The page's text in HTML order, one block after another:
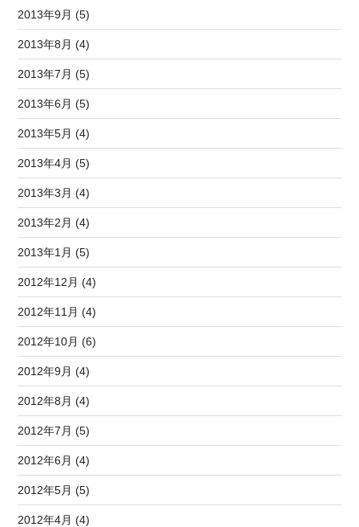
2013年9月 (5)
2013年8月 (4)
2013年7月 (5)
2013年6月 (5)
2013年5月 (4)
2013年4月 (5)
2013年3月 (4)
2013年2月 (4)
2013年1月 (5)
2012年12月 (4)
2012年11月 (4)
2012年10月 (6)
2012年9月 (4)
2012年8月 (4)
2012年7月 (5)
2012年6月 (4)
2012年5月 (5)
2012年4月 (4)